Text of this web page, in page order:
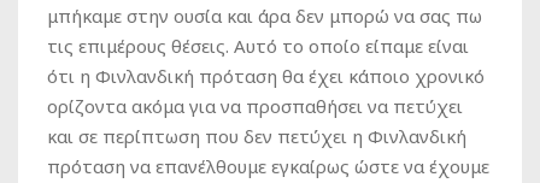
μπήκαμε στην ουσία και άρα δεν μπορώ να σας πω
τις επιμέρους θέσεις. Αυτό το οποίο είπαμε είναι
ότι η Φινλανδική πρόταση θα έχει κάποιο χρονικό
ορίζοντα ακόμα για να προσπαθήσει να πετύχει
και σε περίπτωση που δεν πετύχει η Φινλανδική
πρόταση να επανέλθουμε εγκαίρως ώστε να έχουμε